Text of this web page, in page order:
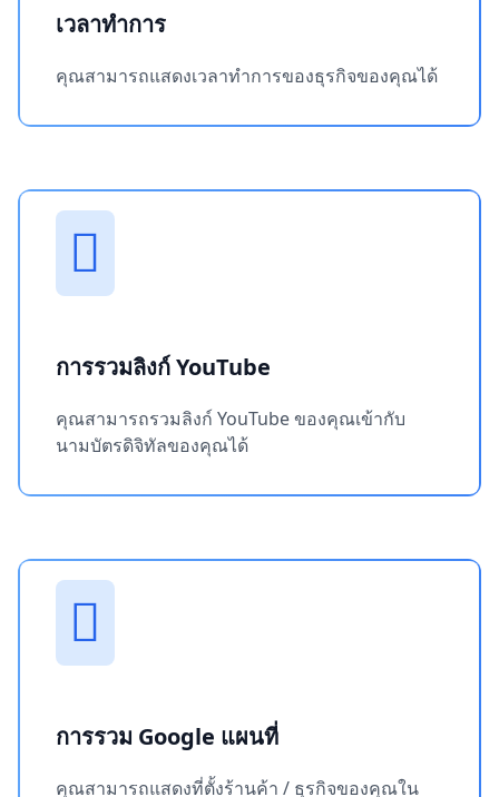
เวลาทำการ
คุณสามารถแสดงเวลาทำการของธุรกิจของคุณได้
การรวมลิงก์ YouTube
คุณสามารถรวมลิงก์ YouTube ของคุณเข้ากับ
นามบัตรดิจิทัลของคุณได้
การรวม Google แผนที่
คุณสามารถแสดงที่ตั้งร้านค้า / ธุรกิจของคุณใน